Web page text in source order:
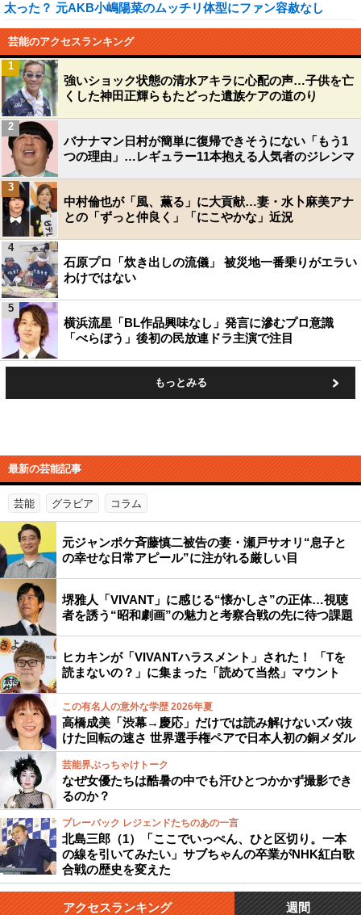
太った？ 元AKB小嶋陽菜のムッチリ体型にファン容赦なし
芸能のアクセスランキング
強いショック状態の清水アキラに心配の声…子供を亡
くした神田正輝らもたどった遺族ケアの道のり
1
バナナマン日村が簡単に復帰できそうにない「もう1
つの理由」…レギュラー11本抱える人気者のジレンマ
2
中村倫也が「風、薫る」に大貢献…妻・水卜麻美アナ
との「ずっと仲良く」「にこやかな」近況
3
石原プロ「炊き出しの流儀」 被災地一番乗りがエラい
わけではない
4
横浜流星「BL作品興味なし」発言に滲むプロ意識
「べらぼう」後初の民放連ドラ主演で注目
5
もっとみる
最新の芸能記事
芸能 グラビア コラム
元ジャンポケ斉藤慎二被告の妻・瀬戸サオリ“息子と
の幸せな日常アピール”に注がれる厳しい目
堺雅人「VIVANT」に感じる“懐かしさ”の正体…視聴
者を誘う“昭和劇画”の魅力と考察合戦の先に待つ課題
ヒカキンが「VIVANTハラスメント」された！ 「Tを
読まないの？」に集まった「読めて当然」マウント
この有名人の意外な学歴 2026年夏
高橋成美「渋幕→慶応」だけでは読み解けないズバ抜
けた回転の速さ 世界選手権ペアで日本人初の銅メダル
芸能界ぶっちゃけトーク
なぜ女優たちは酷暑の中でも汗ひとつかかず撮影でき
るのか？
プレーバック レジェンドたちのあの一言
北島三郎（1）「ここでいっぺん、ひと区切り。一本
の線を引いてみたい」サブちゃんの卒業がNHK紅白歌
合戦の歴史を変えた
アクセスランキング 週間